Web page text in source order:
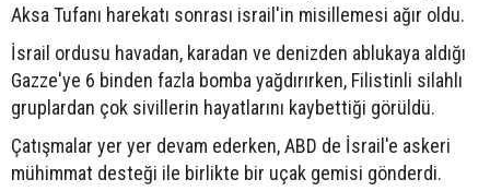
Aksa Tufanı harekatı sonrası israil'in misillemesi ağır oldu.
İsrail ordusu havadan, karadan ve denizden ablukaya aldığı
Gazze'ye 6 binden fazla bomba yağdırırken, Filistinli silahlı
gruplardan çok sivillerin hayatlarını kaybettiği görüldü.
Çatışmalar yer yer devam ederken, ABD de İsrail'e askeri
mühimmat desteği ile birlikte bir uçak gemisi gönderdi.